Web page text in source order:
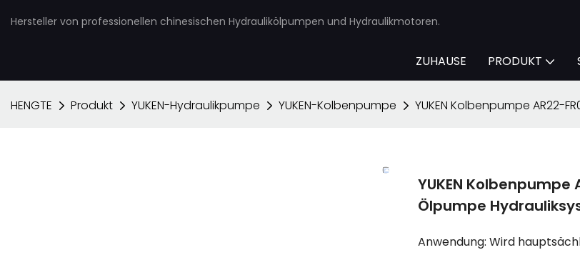
Hersteller von professionellen chinesischen Hydraulikölpumpen und Hydraulikmotoren.
ZUHAUSE PRODUKT
HENGTE Produkt YUKEN-Hydraulikpumpe YUKEN-Kolbenpumpe YUKEN Kolbenpumpe AR22-
YUKEN Kolbenpumpe
Ölpumpe
Anwendung: Wird